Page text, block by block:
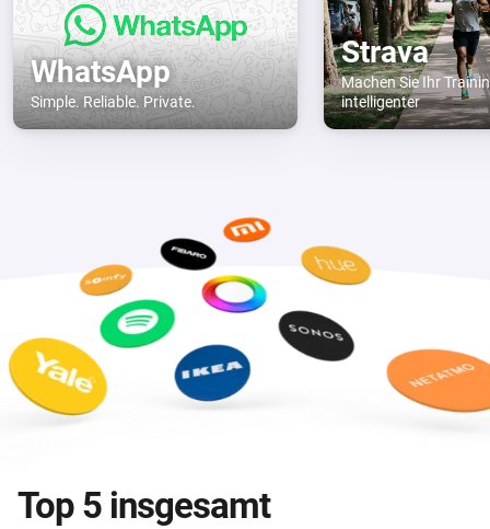
WhatsApp
Simple. Reliable. Private.
Strava
Machen Sie Ihr
intelligenter
Top 5 insgesamt